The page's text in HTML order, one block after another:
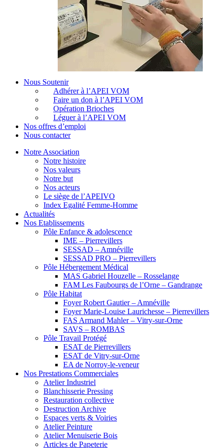
Nous Soutenir
Adhérer à l’APEI VOM
Faire un don à l’APEI VOM
Opération Brioches
Léguer à l’APEI VOM
Nos offres d’emploi
Nous contacter
Notre Association
Notre histoire
Nos valeurs
Notre but
Nos acteurs
Le siège de l’APEIVO
Index Egalité Femme-Homme
Actualités
Nos Etablissements
Pôle Enfance & adolescence
IME – Pierrevillers
SESSAD – Amnéville
SESSAD PRO – Pierrevillers
Pôle Hébergement Médical
MAS Gabriel Houzelle – Rosselange
FAM Les Faubourgs de l’Orne – Gandrange
Pôle Habitat
Foyer Robert Gautier – Amnéville
Foyer Marie-Louise Laurichesse – Pierrevillers
FAS Armand Mahler – Vitry-sur-Orne
SAVS – ROMBAS
Pôle Travail Protégé
ESAT de Pierrevillers
ESAT de Vitry-sur-Orne
EA de Norroy-le-veneur
Nos Prestations Commerciales
Atelier Industriel
Blanchisserie Pressing
Restauration collective
Destruction Archive
Espaces verts & Voiries
Atelier Peinture
Atelier Menuiserie Bois
Articles de Papeterie